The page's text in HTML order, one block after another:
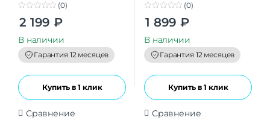
o
t
o
f
5
(0)
2 199 ₽
В наличии
Гарантия 12 месяцев
Купить в 1 клик
Сравнение
t
o
f
5
(0)
1 899 ₽
В наличии
Гарантия 12 месяцев
Купить в 1 клик
Сравнение